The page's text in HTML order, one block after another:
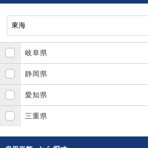
岐阜県
静岡県
愛知県
三重県